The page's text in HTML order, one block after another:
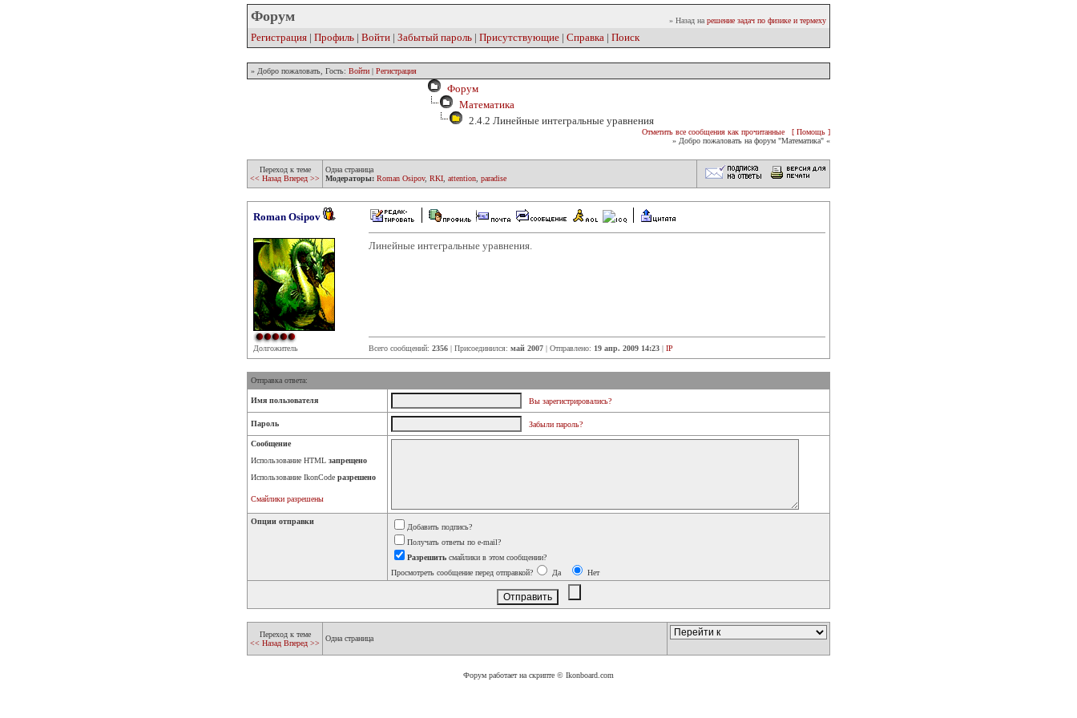
Форум » Назад на решение задач по физике и термеху
Регистрация | Профиль | Войти | Забытый пароль | Присутствующие | Справка | Поиск
» Добро пожаловать, Гость: Войти | Регистрация
Форум
Математика
2.4.2 Линейные интегральные уравнения
Отметить все сообщения как прочитанные
[ Помощь ]
» Добро пожаловать на форум "Математика" «
Переход к теме
<< Назад Вперед >>
Одна страница
Модераторы: Roman Osipov, RKI attention paradise
Roman Osipov
Долгожитель
Линейные интегральные уравнения.
Всего сообщений: 2356 | Присоединился: май 2007 | Отправлено: 19 апр. 2009 14:23 | IP
Отправка ответа:
Имя пользователя Вы зарегистрировались?
Пароль Забыли пароль?
Сообщение
Использование HTML запрещено
Использование IkonCode разрешено
Смайлики разрешены
Опции отправки
Добавить подпись?
Получать ответы по e-mail?
Разрешить смайлики в этом сообщении?
Просмотреть сообщение перед отправкой?
Да Нет
Переход к теме
<< Назад Вперед >>
Одна страница
Форум работает на скрипте © Ikonboard.com